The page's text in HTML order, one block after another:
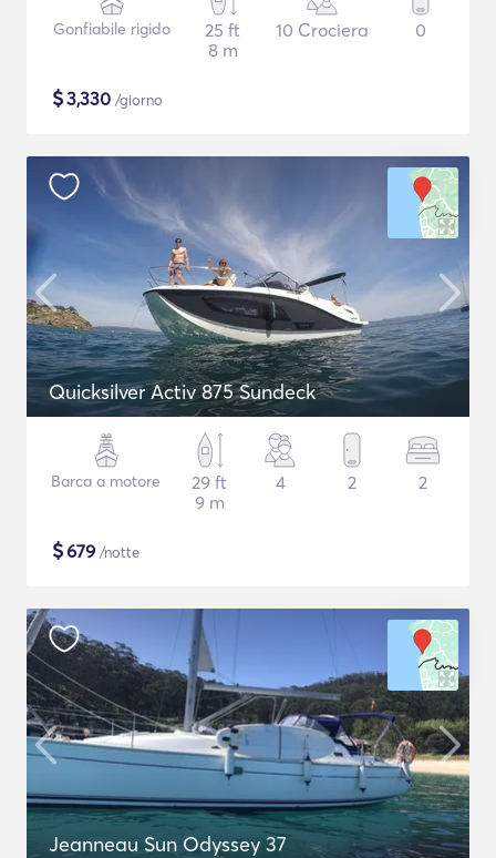
Gonfiabile rigido
25 ft
8 m
10 Crociera 0
$3,330 /giorno
Quicksilver Activ 875 Sundeck
Barca a motore
29 ft
9 m
4 2 2
$679 /notte
Jeanneau Sun Odyssey 37